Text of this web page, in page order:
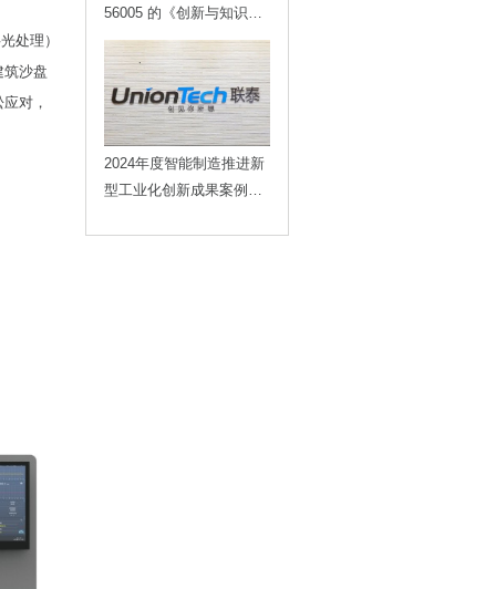
处理）
筑沙盘
对，
56005 的《创新与知识产
权管理能力》等级证书
2024年度智能制造推进新
型工业化创新成果案例重